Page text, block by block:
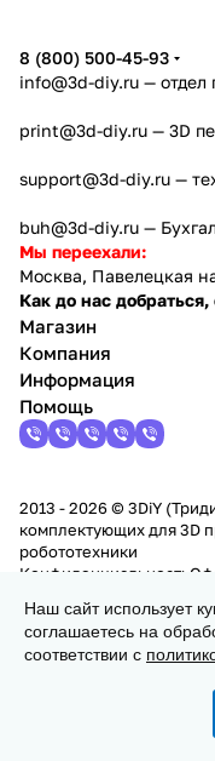
8 (800) 500-45-93
info@3d-diy.ru — отдел
print@3d-diy.ru — 3D
support@3d-diy.ru —
buh@3d-diy.ru —
Мы переехали:
Москва, Павелецкая
Как до нас добраться,
Магазин
Компания
Информация
Помощь
2013 - 2026 © 3DiY
комплектующих для 3D
робототехники
Конфиденциальность
Наш сайт использует
соглашаетесь на
соответствии с